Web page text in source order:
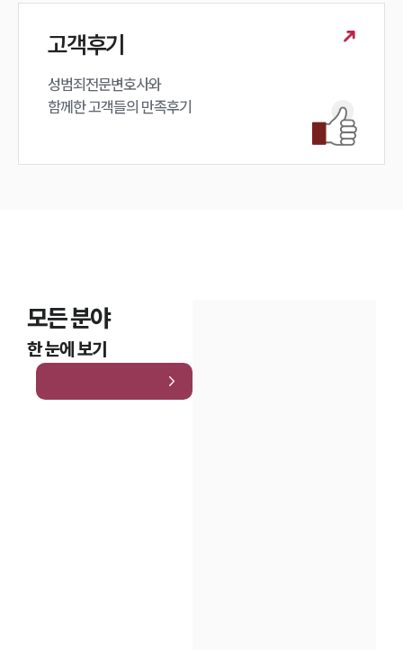
고객후기
성범죄전문변호사와
함께한 고객들의 만족후기
모든 분야
한 눈에 보기